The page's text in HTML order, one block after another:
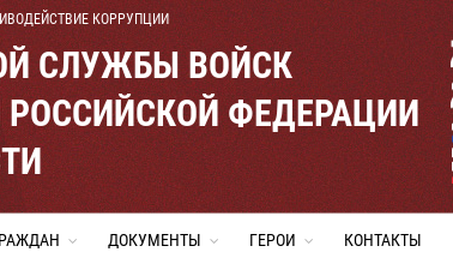
КОРРУПЦИИ
СЛУЖБЫ ВОЙСК
ФЕДЕРАЦИИ
ДОКУМЕНТЫ ГЕРОИ КОНТАКТЫ